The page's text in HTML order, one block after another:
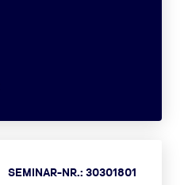
SEMINAR-NR.: 30301801